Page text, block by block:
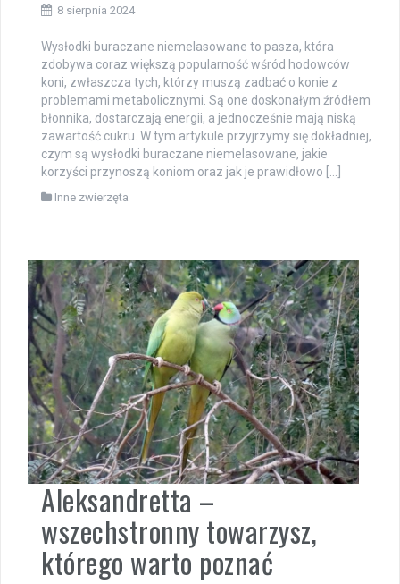
8 sierpnia 2024
Wysłodki buraczane niemelasowane to pasza, która
zdobywa coraz większą popularność wśród hodowców
koni, zwłaszcza tych, którzy muszą zadbać o konie z
problemami metabolicznymi. Są one doskonałym źródłem
błonnika, dostarczają energii, a jednocześnie mają niską
zawartość cukru. W tym artykule przyjrzymy się dokładniej,
czym są wysłodki buraczane niemelasowane, jakie
korzyści przynoszą koniom oraz jak je prawidłowo […]
Inne zwierzęta
Aleksandretta –
wszechstronny towarzysz,
którego warto poznać